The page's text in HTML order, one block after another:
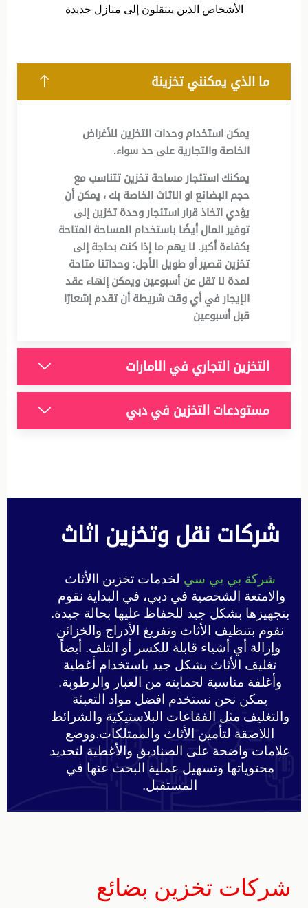
الأشخاص الذين ينتقلون إلى منازل جديدة
ما الذي يمكنني تخزينة
يمكن استخدام وحدات التخزين للأغراض
الخاصة والتجارية على حد سواء.
يمكنك استئجار مساحة تخزين تتناسب مع
حجم البضائع او الاثاث الخاصة بك ، يمكن أن
يؤدي اتخاذ قرار استئجار وحدة تخزين إلى
توفير المال أيضًا باستخدام المساحة المتاحة
بكفاءة أكبر. لا يهم ما إذا كنت بحاجة إلى
تخزين قصير أو طويل الأجل: وحداتنا متاحة
لمدة لا تقل عن أسبوعين ويمكن إنهاء عقد
الإيجار في أي وقت شريطة أن تقدم إشعارًا
قبل أسبوعين
التخزين التجاري في الامارات
مستودعات التخزين في دبي
شركات نقل وتخزين اثاث
شركة بي بي سي لخدمات تخزين االأثاث
والامتعة الشخصية في دبي، في البداية نقوم
بتجهيزها بشكل جيد للحفاظ عليها بحالة جيدة.
نقوم بتنظيف الأثاث وتفريغ الأدراج والخزائن
وإزالة أي أشياء قابلة للكسر أو التلف. أيضاً
تغليف الأثاث بشكل جيد باستخدام أغطية
وأغلفة مناسبة لحمايته من الغبار والرطوبة.
يمكن نحن نستخدم افضل مواد التعبئة
والتغليف مثل الفقاعات البلاستيكية والشرائط
اللاصقة لتأمين الأثاث والممتلكات.ووضع
علامات واضحة على الصناديق والأغطية لتحديد
محتوياتها وتسهيل عملية البحث عنها في
المستقبل.
شركات تخزين بضائع